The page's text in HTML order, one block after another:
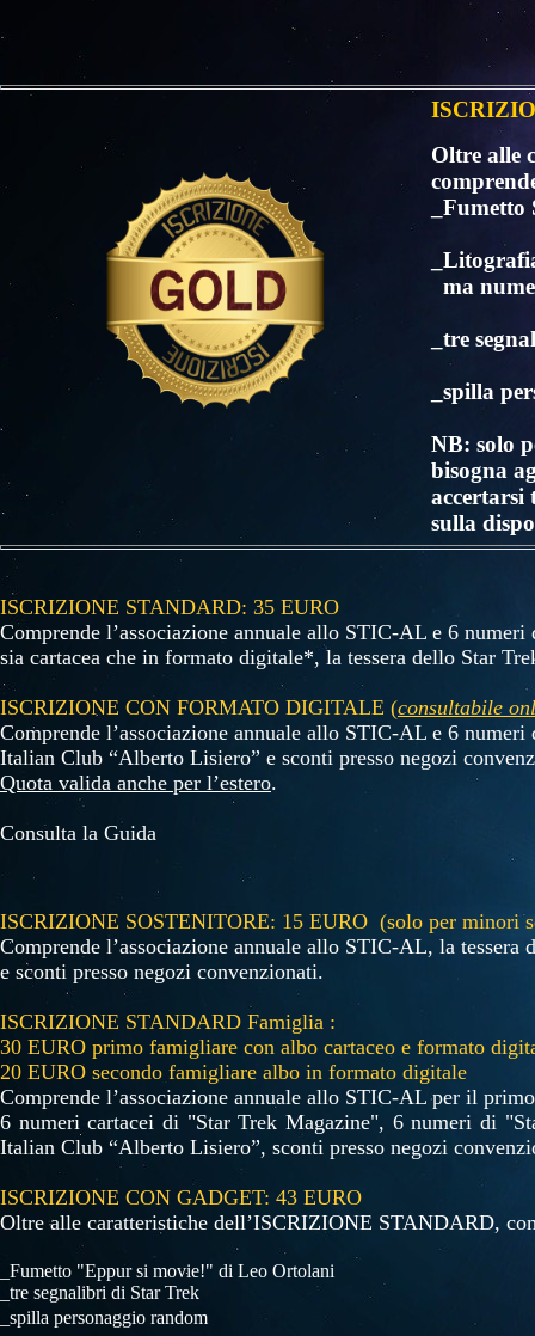
Oltre alle
ma
_tre
_spilla
NB: solo
bisogna
accertarsi
sulla
ISCRIZIONE STANDARD: 35 EURO
Comprende l’associazione annuale allo STIC-AL e 6
sia cartacea che in formato digitale*, la tessera dello Star
ISCRIZIONE CON FORMATO DIGITALE (consultabile
Comprende l’associazione annuale allo STIC-AL e 6 numeri
Italian Club “Alberto Lisiero” e sconti presso negozi
Quota valida anche per l’estero.
Consulta la Guida
ISCRIZIONE SOSTENITORE: 15 EURO (solo per minori
Comprende l’associazione annuale allo STIC-AL, la tessera
e sconti presso negozi convenzionati.
ISCRIZIONE STANDARD Famiglia :
30 EURO primo famigliare con albo cartaceo e formato
20 EURO secondo famigliare albo in formato digitale
Comprende l’associazione annuale allo STIC-AL per il
6 numericartacei di "Star Trek Magazine", 6 numeridi
Italian Club “Alberto Lisiero”, sconti presso negozi
ISCRIZIONE CON GADGET: 43 EURO
Oltre alle caratteristiche dell’ISCRIZIONE STANDARD,
_Fumetto "Eppur si movie!" di Leo Ortolani
_tre segnalibri di Star Trek
_spilla personaggio random